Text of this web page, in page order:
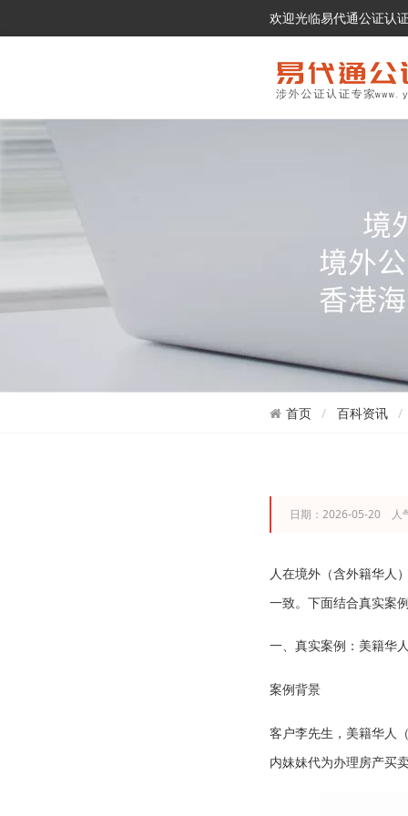
欢迎光临易代通公证认
首页 百科资讯
日期：2026-05-20 人
人在境外（含外籍华人
一致。下面结合真实案
一、真实案例：美籍华
案例背景
客户李先生，美籍华人
内妹妹代为办理房产买